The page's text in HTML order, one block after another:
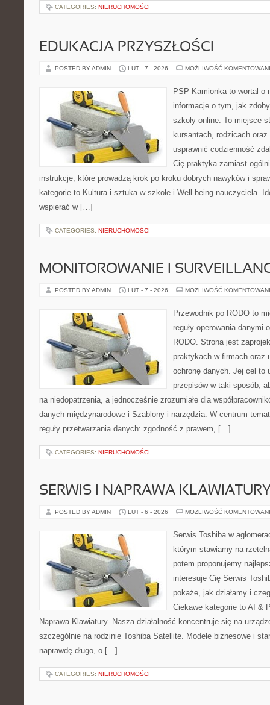
CATEGORIES: NIERUCHOMOŚCI
EDUKACJA PRZYSZŁOŚCI
POSTED BY ADMIN LUT - 7 - 2026 MOŻLIWOŚĆ
PSP Kamionka to wortal o
informacje o tym, jak
szkoły online. To miejsce
kursantach, rodzicach
usprawnić codzienność
Cię praktyka zamiast
instrukcje, które prowadzą krok po kroku dobrych nawyków i
kategorie to Kultura i sztuka w szkole i Well-being nauczyciela.
wspierać w […]
CATEGORIES: NIERUCHOMOŚCI
MONITOROWANIE I
POSTED BY ADMIN LUT - 7 - 2026 MOŻLIWOŚĆ
Przewodnik po RODO to
reguły operowania danymi
RODO. Strona jest
praktykach w firmach oraz
ochronę danych. Jej cel to
przepisów w taki sposób,
na niedopatrzenia, a jednocześnie zrozumiałe dla
danych międzynarodowe i Szablony i narzędzia. W centrum
reguły przetwarzania danych: zgodność z prawem, […]
CATEGORIES: NIERUCHOMOŚCI
SERWIS I NAPRAWA
POSTED BY ADMIN LUT - 6 - 2026 MOŻLIWOŚĆ
Serwis Toshiba w
którym stawiamy na
potem proponujemy
interesuje Cię Serwis
pokaże, jak działamy i
Ciekawe kategorie to AI &
Naprawa Klawiatury. Nasza działalność koncentruje się na
szczególnie na rodzinie Toshiba Satellite. Modele biznesowe i
naprawdę długo, o […]
CATEGORIES: NIERUCHOMOŚCI